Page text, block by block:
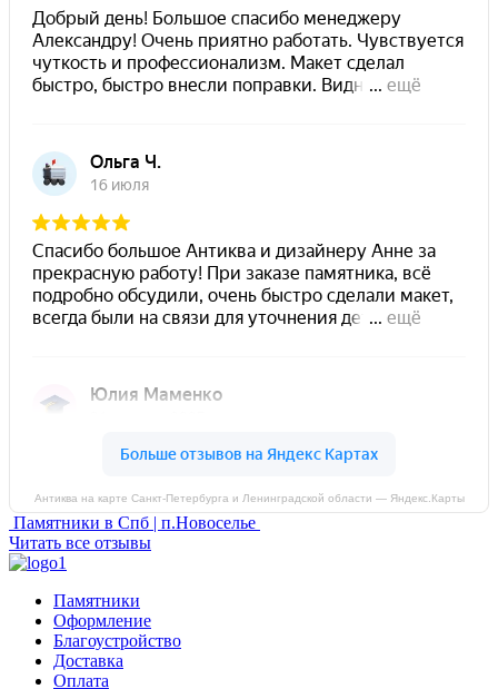
Антиква на карте Санкт‑Петербурга и Ленинградской области — Яндекс.Карты
Памятники в Спб | п.Новоселье
Читать все отзывы
Памятники
Оформление
Благоустройство
Доставка
Оплата